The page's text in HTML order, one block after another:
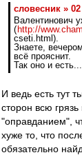
словесник »
Валентинович
( http://
cseti.html).
Знаете,
всё прояснит.
Так оно и есть...
И ведь есть тут
сторон всю
"оправданием",
хуже то, что
обязательно